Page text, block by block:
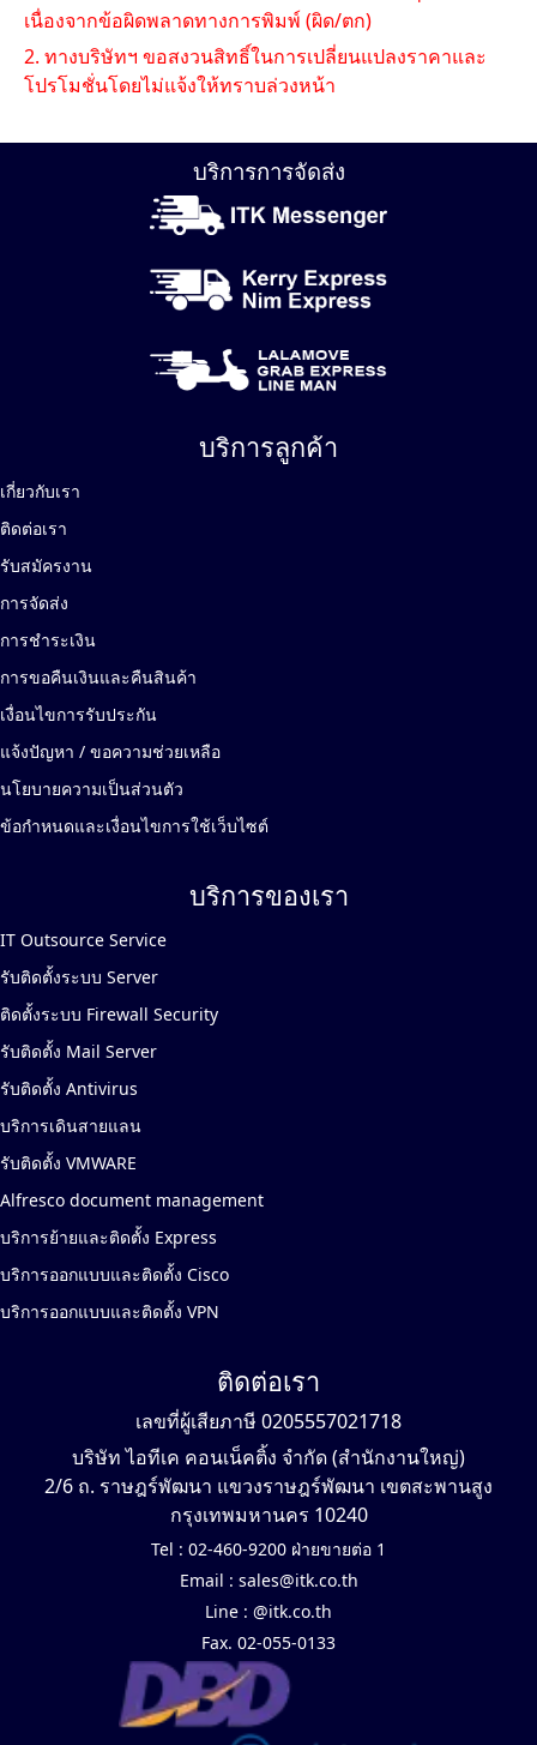
เนื่องจากข้อผิดพลาดทางการพิมพ์ (ผิด/ตก)
2. ทางบริษัทฯ ขอสงวนสิทธิ์ในการเปลี่ยนแปลงราคาและ
โปรโมชั่นโดยไม่แจ้งให้ทราบล่วงหน้า
บริการการจัดส่ง
บริการลูกค้า
เกี่ยวกับเรา
ติดต่อเรา
รับสมัครงาน
การจัดส่ง
การชำระเงิน
การขอคืนเงินและคืนสินค้า
เงื่อนไขการรับประกัน
แจ้งปัญหา / ขอความช่วยเหลือ
นโยบายความเป็นส่วนตัว
ข้อกำหนดและเงื่อนไขการใช้เว็บไซต์
บริการของเรา
IT Outsource Service
รับติดตั้งระบบ Server
ติดตั้งระบบ Firewall Security
รับติดตั้ง Mail Server
รับติดตั้ง Antivirus
บริการเดินสายแลน
รับติดตั้ง VMWARE
Alfresco document management
บริการย้ายและติดตั้ง Express
บริการออกแบบและติดตั้ง Cisco
บริการออกแบบและติดตั้ง VPN
ติดต่อเรา
เลขที่ผู้เสียภาษี 0205557021718
บริษัท ไอทีเค คอนเน็คติ้ง จำกัด (สำนักงานใหญ่)
2/6 ถ. ราษฎร์พัฒนา แขวงราษฎร์พัฒนา เขตสะพานสูง
กรุงเทพมหานคร 10240
Tel : 02-460-9200 ฝ่ายขายต่อ 1
Email : sales@itk.co.th
Line : @itk.co.th
Fax. 02-055-0133